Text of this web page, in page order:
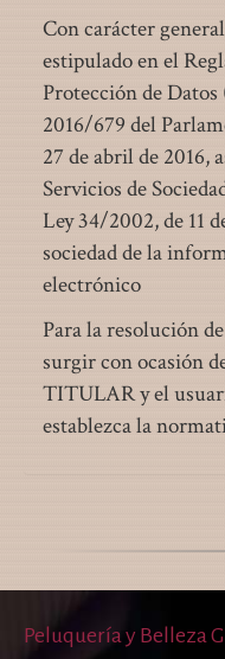
Con carácter
estipulado en el
Protección de
2016/679 del
27 de abril de 2016,
Servicios de
Ley 34/2002, de 11
sociedad de la
electrónico
Para la resolución
surgir con ocasión
TITULAR y el
establezca la
Peluquería y Belleza